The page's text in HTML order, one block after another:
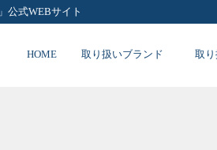
公式WEBサイト
HOME 取り扱いブランド 取